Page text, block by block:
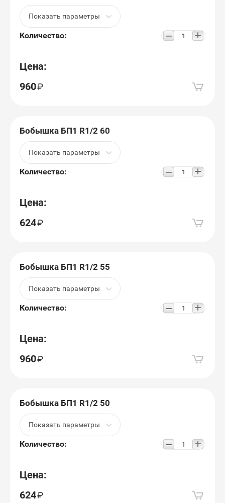
Показать параметры
Количество: − +
Цена:
960
Бобышка БП1 R1/2 60
Показать параметры
Количество: − +
Цена:
624
Бобышка БП1 R1/2 55
Показать параметры
Количество: − +
Цена:
960
Бобышка БП1 R1/2 50
Показать параметры
Количество: − +
Цена:
624